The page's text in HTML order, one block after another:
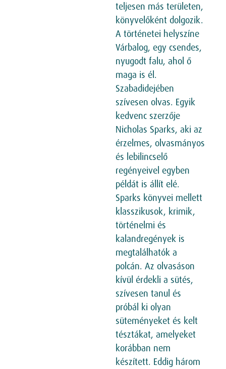
teljesen más területen,
könyvelőként dolgozik.
A történetei helyszíne
Várbalog, egy csendes,
nyugodt falu, ahol ő
maga is él.
Szabadidejében
szívesen olvas. Egyik
kedvenc szerzője
Nicholas Sparks, aki az
érzelmes, olvasmányos
és lebilincselő
regényeivel egyben
példát is állít elé.
Sparks könyvei mellett
klasszikusok, krimik,
történelmi és
kalandregények is
megtalálhatók a
polcán. Az olvasáson
kívül érdekli a sütés,
szívesen tanul és
próbál ki olyan
süteményeket és kelt
tésztákat, amelyeket
korábban nem
készített. Eddig három